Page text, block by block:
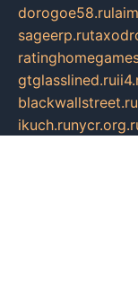
dorogoe58.ru
sageerp.ru
gtglasslined.ru
blackwallstreet.ru
ikuch.ru